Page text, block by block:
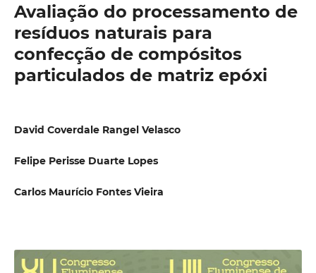
Avaliação do processamento de
resíduos naturais para
confecção de compósitos
particulados de matriz epóxi
David Coverdale Rangel Velasco
Felipe Perisse Duarte Lopes
Carlos Maurício Fontes Vieira